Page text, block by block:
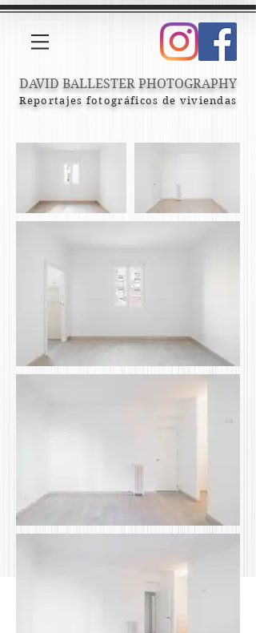
Reportajes fotográficos de viviendas
DAVID BALLESTER PHOTOGRAPHY